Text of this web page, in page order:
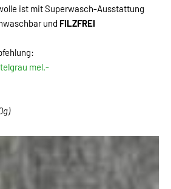
ist mit Superwasch-Ausstattung
und FILZFREI
mel.-